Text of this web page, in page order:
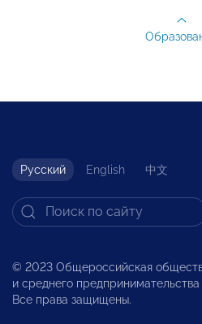
Русский English 中文
© 2023 Общероссийская
и среднего
Все права защищены.